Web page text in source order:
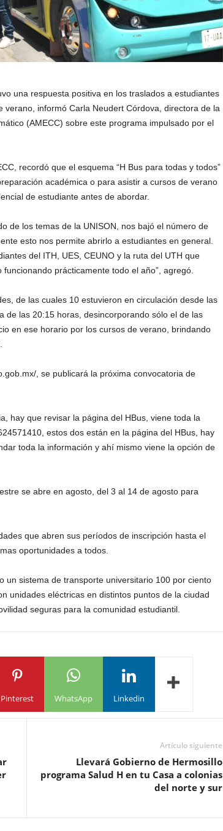
una respuesta positiva en los traslados a estudiantes
verano, informó Carla Neudert Córdova, directora de la
(AMECC) sobre este programa impulsado por el
recordó que el esquema “H Bus para todas y todos”
académica o para asistir a cursos de verano
de estudiante antes de abordar.
de los temas de la UNISON, nos bajó el número de
esto nos permite abrirlo a estudiantes en general.
del ITH, UES, CEUNO y la ruta del UTH que
prácticamente todo el año”, agregó.
de las cuales 10 estuvieron en circulación desde las
de las 20:15 horas, desincorporando sólo el de las
en ese horario por los cursos de verano, brindando
, se publicará la próxima convocatoria de
hay que revisar la página del HBus, viene toda la
estos dos están en la página del HBus, hay
toda la información y ahí mismo viene la opción de
se abre en agosto, del 3 al 14 de agosto para
que abren sus períodos de inscripción hasta el
oportunidades a todos.
un sistema de transporte universitario 100 por ciento
unidades eléctricas en distintos puntos de la ciudad
seguras para la comunidad estudiantil.
Pinterest WhatsApp Linkedin
Artículo siguiente
Llevará Gobierno de Hermosillo
programa Salud H en tu Casa a colonias
del norte y sur